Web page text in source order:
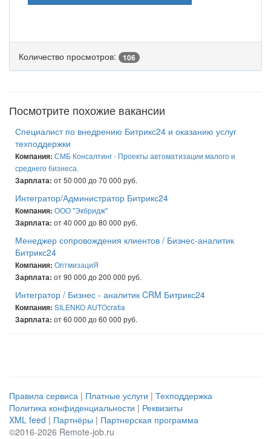
Количество просмотров: 106
Посмотрите похожие вакансии
Специалист по внедрению Битрикс24 и оказанию услуг
техподдержки
Компания: СМБ Консалтинг - Проекты автоматизации малого и
среднего бизнеса.
Зарплата: от 50 000 до 70 000 руб.
Интегратор/Администратор Битрикс24
Компания: ООО "Экбридж"
Зарплата: от 40 000 до 80 000 руб.
Менеджер сопровождения клиентов / Бизнес-аналитик
Битрикс24
Компания: ОптмизациЯ
Зарплата: от 90 000 до 200 000 руб.
Интегратор / Бизнес - аналитик CRM Битрикс24
Компания: SILENKO AUTOcratia
Зарплата: от 60 000 до 60 000 руб.
Правила сервиса | Платные услуги | Техподдержка
Политика конфиденциальности | Реквизиты
XML feed | Партнёры | Партнерская программа
©2016-2026 Remote-job.ru